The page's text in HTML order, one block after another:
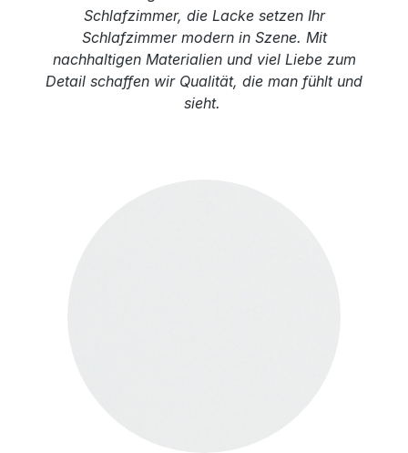
Schlafzimmer, die Lacke setzen Ihr
Schlafzimmer modern in Szene. Mit
nachhaltigen Materialien und viel Liebe zum
Detail schaffen wir Qualität, die man fühlt und
sieht.